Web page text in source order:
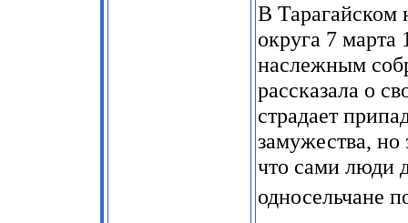
В Тарагайском
округа 7
наслежным
рассказала о
страдает
замужества, но
что сами люди
односельчане